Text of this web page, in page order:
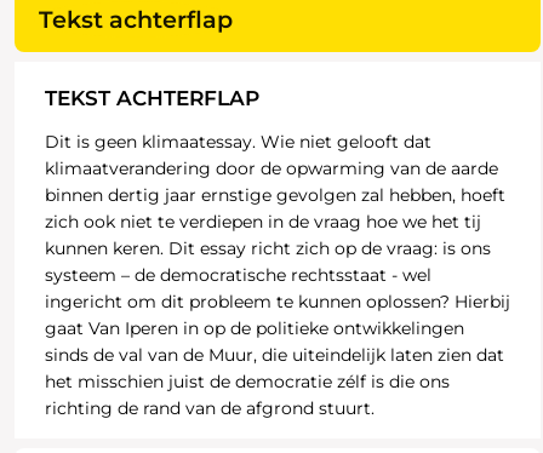
Tekst achterflap
TEKST ACHTERFLAP
Dit is geen klimaatessay. Wie niet gelooft dat
klimaatverandering door de opwarming van de aarde
binnen dertig jaar ernstige gevolgen zal hebben, hoeft
zich ook niet te verdiepen in de vraag hoe we het tij
kunnen keren. Dit essay richt zich op de vraag: is ons
systeem – de democratische rechtsstaat - wel
ingericht om dit probleem te kunnen oplossen? Hierbij
gaat Van Iperen in op de politieke ontwikkelingen
sinds de val van de Muur, die uiteindelijk laten zien dat
het misschien juist de democratie zélf is die ons
richting de rand van de afgrond stuurt.